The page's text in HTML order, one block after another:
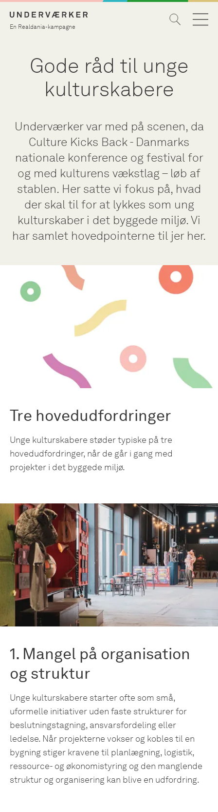
En Realdania-kampagne
Gode råd til unge
kulturskabere
Underværker var med på scenen, da
Culture Kicks Back - Danmarks
nationale konference og festival for
og med kulturens vækstlag – løb af
stablen. Her satte vi fokus på, hvad
der skal til for at lykkes som ung
kulturskaber i det byggede miljø. Vi
har samlet hovedpointerne til jer her.
Tre hovedudfordringer
Unge kulturskabere støder typiske på tre
hovedudfordringer, når de går i gang med
projekter i det byggede miljø.
1. Mangel på organisation
og struktur
Unge kulturskabere starter ofte som små,
uformelle initiativer uden faste strukturer for
beslutningstagning, ansvarsfordeling eller
ledelse. Når projekterne vokser og kobles til en
bygning stiger kravene til planlægning, logistik,
ressource- og økonomistyring og den manglende
struktur og organisering kan blive en udfordring.